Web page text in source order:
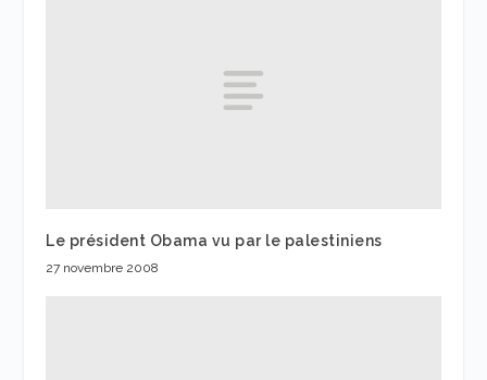
Le président Obama vu par le palestiniens
27 novembre 2008